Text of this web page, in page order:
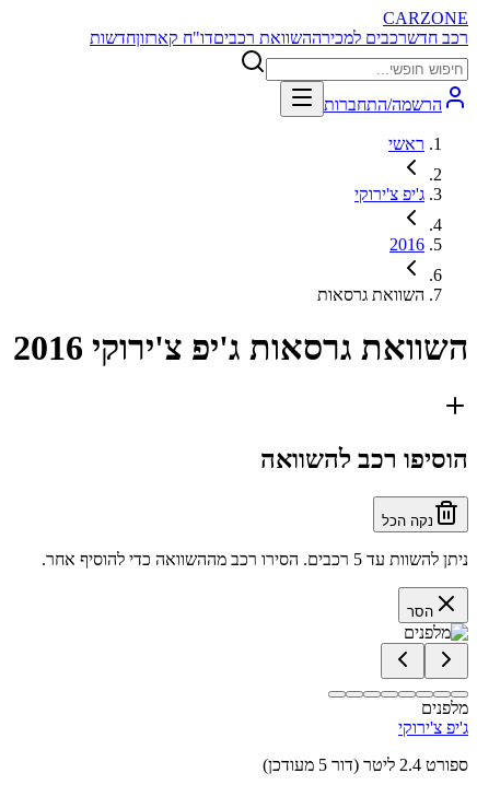
CARZONE
רכב חדשרכבים למכירההשוואת רכביםדו"ח קארזוןחדשות
הרשמה/התחברות
ראשי
ג'יפ צ'ירוקי
2016
השוואת גרסאות
השוואת גרסאות ג'יפ צ'ירוקי 2016
הוסיפו רכב להשוואה
נקה הכל
ניתן להשוות עד 5 רכבים. הסירו רכב מההשוואה כדי להוסיף אחר.
הסר
מלפנים
ג'יפ צ'ירוקי
ספורט 2.4 ליטר (דור 5 מעודכן)